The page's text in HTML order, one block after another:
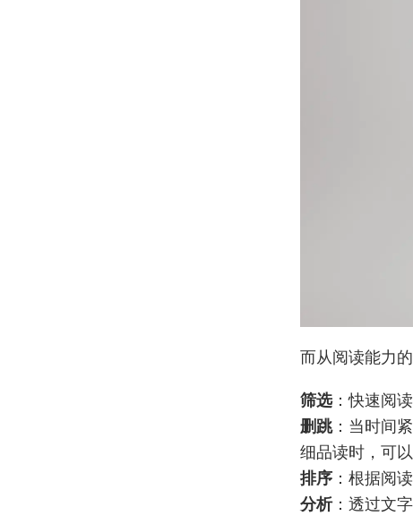
而从阅读能力
筛选：快速阅
删跳：当时间
细品读时，可以
排序：根据阅
分析：透过文